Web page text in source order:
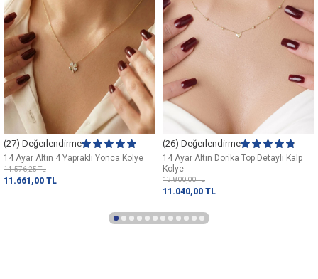
(27) Değerlendirme
14 Ayar Altın 4 Yapraklı Yonca Kolye
14.576,25TL
11.661,00 TL
(26) Değerlendirme
14 Ayar Altın Dorika Top Detaylı Kalp
Kolye
13.800,00TL
11.040,00 TL